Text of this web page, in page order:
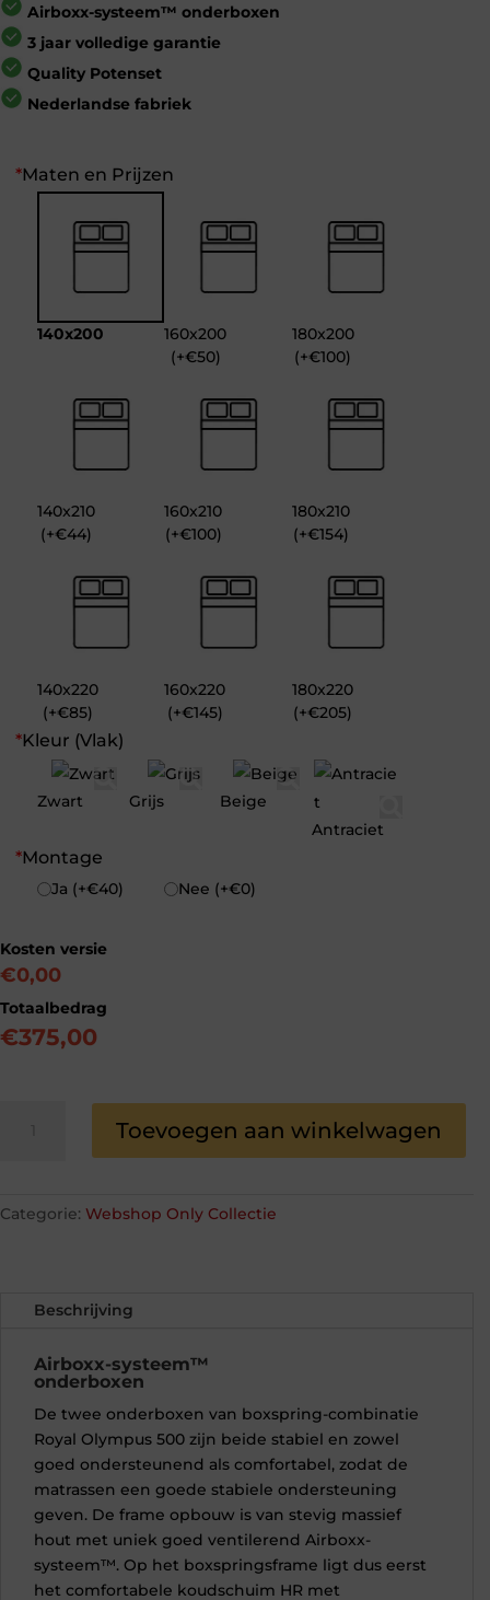
Airboxx-systeem™ onderboxen
3 jaar volledige garantie
Quality Potenset
Nederlandse fabriek
*Maten en Prijzen
140x200
160x200
(+€50)
180x200
(+€100)
140x210
(+€44)
160x210
(+€100)
180x210
(+€154)
140x220
(+€85)
160x220
(+€145)
180x220
(+€205)
*Kleur (Vlak)
Zwart Grijs
Beige
Antraciet
*Montage
Ja (+€40) Nee (+€0)
Kosten versie
€0,00
Totaalbedrag
€375,00
Toevoegen aan winkelwagen
Categorie: Webshop Only Collectie
Beschrijving
Airboxx-systeem™
onderboxen
De twee onderboxen van boxspring-combinatie
Royal Olympus 500 zijn beide stabiel en zowel
goed ondersteunend als comfortabel, zodat de
matrassen een goede stabiele ondersteuning
geven. De frame opbouw is van stevig massief
hout met uniek goed ventilerend Airboxx-
systeem™. Op het boxspringsframe ligt dus eerst
het comfortabele koudschuim HR met